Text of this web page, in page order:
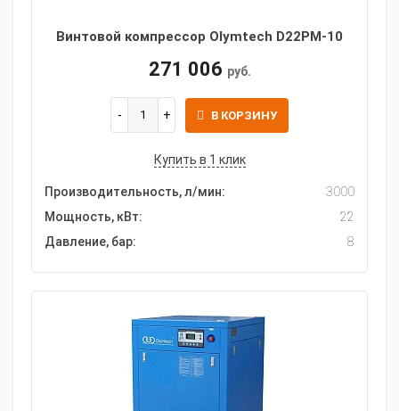
Винтовой компрессор Olymtech D22PM-10
271 006 руб.
В КОРЗИНУ
Купить в 1 клик
Производительность, л/мин:
3000
Мощность, кВт:
22
Давление, бар:
8